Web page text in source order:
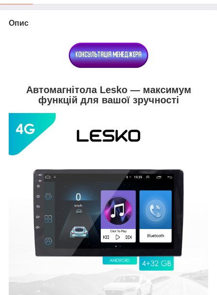
Опис
Автомагнітола Lesko — максимум
функцій для вашої зручності